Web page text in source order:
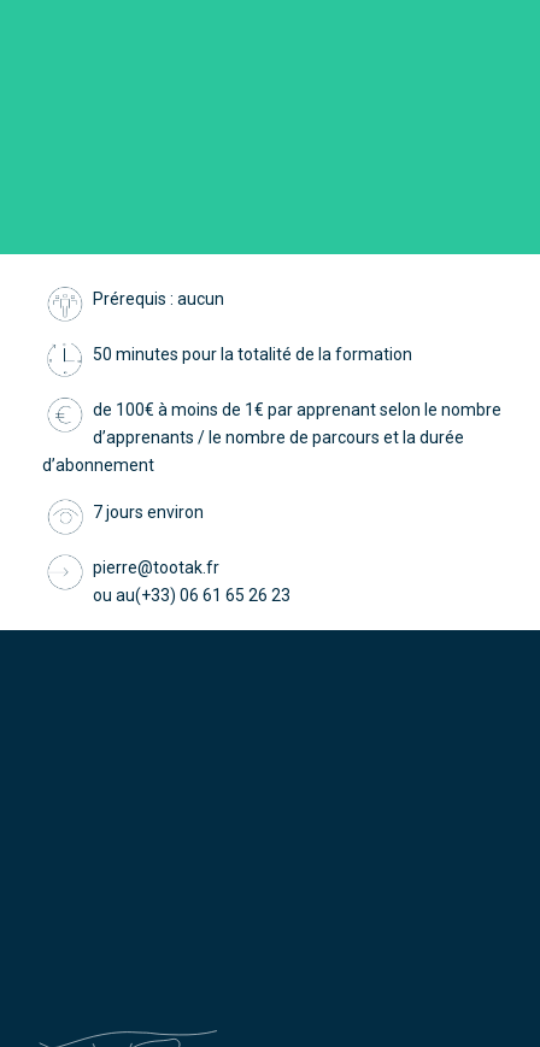
Prérequis : aucun
50 minutes pour la totalité de la formation
de 100€ à moins de 1€ par apprenant selon le nombre
d’apprenants / le nombre de parcours et la durée
d’abonnement
7 jours environ
pierre@tootak.fr
ou au(+33) 06 61 65 26 23